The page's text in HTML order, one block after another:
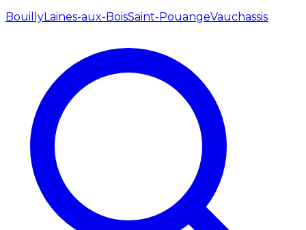
BouillyLaines-aux-BoisSaint-PouangeVauchassis